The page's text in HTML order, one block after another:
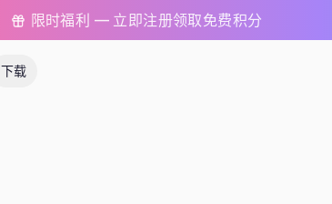
限时福利 — 立即注册领取免费积分
下载